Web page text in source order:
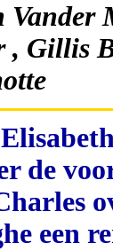
Vander
, Gillis
de
een